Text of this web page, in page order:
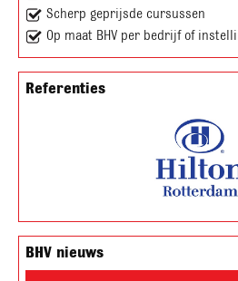
Scherp geprijsde cursussen
Op maat BHV per bedrijf of
Referenties
BHV nieuws